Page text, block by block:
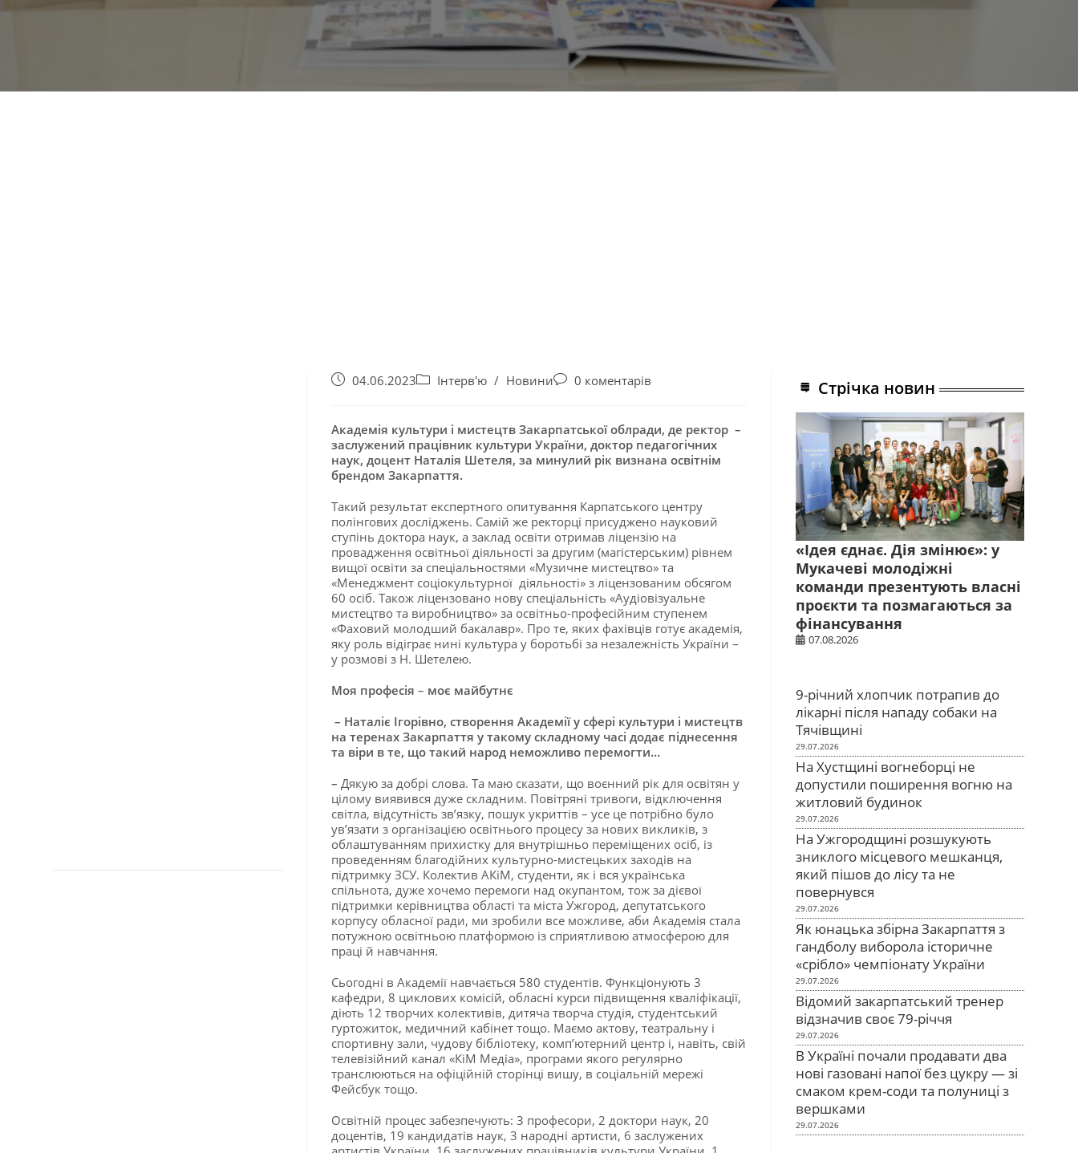
04.06.2023 Інтерв'ю / Новини 0 коментарів
Академія культури і мистецтв Закарпатської облради, де ректор –
заслужений працівник культури України, доктор педагогічних
наук, доцент Наталія Шетеля, за минулий рік визнана освітнім
брендом Закарпаття.
Такий результат експертного опитування Карпатського центру
полінгових досліджень. Самій же ректорці присуджено науковий
ступінь доктора наук, а заклад освіти отримав ліцензію на
провадження освітньої діяльності за другим (магістерським) рівнем
вищої освіти за спеціальностями «Музичне мистецтво» та
«Менеджмент соціокультурної діяльності» з ліцензованим обсягом
60 осіб. Також ліцензовано нову спеціальність «Аудіовізуальне
мистецтво та виробництво» за освітньо-професійним ступенем
«Фаховий молодший бакалавр». Про те, яких фахівців готує академія,
яку роль відіграє нині культура у боротьбі за незалежність України –
у розмові з Н. Шетелею.
Моя професія – моє майбутнє
– Наталіє Ігорівно, створення Академії у сфері культури і мистецтв
на теренах Закарпаття у такому складному часі додає піднесення
та віри в те, що такий народ неможливо перемогти…
– Дякую за добрі слова. Та маю сказати, що воєнний рік для освітян у
цілому виявився дуже складним. Повітряні тривоги, відключення
світла, відсутність зв’язку, пошук укриттів – усе це потрібно було
ув’язати з організацією освітнього процесу за нових викликів, з
облаштуванням прихистку для внутрішньо переміщених осіб, із
проведенням благодійних культурно-мистецьких заходів на
підтримку ЗСУ. Колектив АКіМ, студенти, як і вся українська
спільнота, дуже хочемо перемоги над окупантом, тож за дієвої
підтримки керівництва області та міста Ужгород, депутатського
корпусу обласної ради, ми зробили все можливе, аби Академія стала
потужною освітньою платформою із сприятливою атмосферою для
праці й навчання.
Сьогодні в Академії навчається 580 студентів. Функціонують 3
кафедри, 8 циклових комісій, обласні курси підвищення кваліфікації,
діють 12 творчих колективів, дитяча творча студія, студентський
гуртожиток, медичний кабінет тощо. Маємо актову, театральну і
спортивну зали, чудову бібліотеку, комп’ютерний центр і, навіть, свій
телевізійний канал «КіМ Медіа», програми якого регулярно
транслюються на офіційній сторінці вишу, в соціальній мережі
Фейсбук тощо.
Освітній процес забезпечують: 3 професори, 2 доктори наук, 20
доцентів, 19 кандидатів наук, 3 народні артисти, 6 заслужених
Стрічка новин
«Ідея єднає. Дія змінює»: у
Мукачеві молодіжні
команди презентують власні
проєкти та позмагаються за
фінансування
07.08.2026
9-річний хлопчик потрапив до
лікарні після нападу собаки на
Тячівщині
29.07.2026
На Хустщині вогнеборці не
допустили поширення вогню на
житловий будинок
29.07.2026
На Ужгородщині розшукують
зниклого місцевого мешканця,
який пішов до лісу та не
повернувся
29.07.2026
Як юнацька збірна Закарпаття з
гандболу виборола історичне
«срібло» чемпіонату України
29.07.2026
Відомий закарпатський тренер
відзначив своє 79-річчя
29.07.2026
В Україні почали продавати два
нові газовані напої без цукру — зі
смаком крем-соди та полуниці з
вершками
29.07.2026